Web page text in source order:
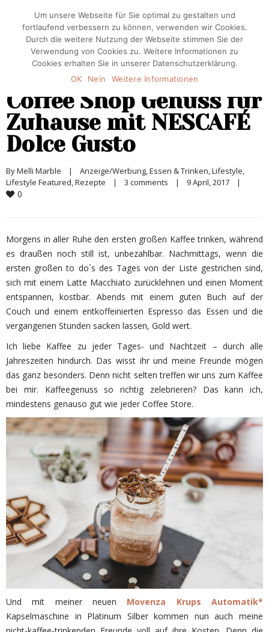
Coffee Shop Genuss für
Zuhause mit NESCAFÉ
Dolce Gusto
By Melli Marble | Anzeige/Werbung, Essen & Trinken, Lifestyle
Lifestyle Featured, Rezepte | 3 comments | 9 April, 2017 |
0
Morgens in aller Ruhe den ersten großen Kaffee trinken, während
es draußen noch still ist, unbezahlbar. Nachmittags, wenn die
ersten großen to do`s des Tages von der Liste gestrichen sind,
sich mit einem Latte Macchiato zurücklehnen und einen Moment
entspannen, kostbar. Abends mit einem guten Buch auf der
Couch und einem entkoffeinierten Espresso das Essen und die
vergangenen Stunden sacken lassen, Gold wert.
Ich liebe Kaffee zu jeder Tages- und Nachtzeit – durch alle
Jahreszeiten hindurch. Das wisst ihr und meine Freunde mögen
das ganz besonders. Denn nicht selten treffen wir uns zum Kaffee
bei mir. Kaffeegenuss so richtig zelebrieren? Das kann ich,
mindestens genauso gut wie jeder Coffee Store.
Und mit meiner neuen Movenza Krups Automatik*
Kapselmaschine in Platinum Silber kommen nun auch meine
Um unsere Webseite für Sie optimal zu gestalten und
fortlaufend verbessern zu können, verwenden wir Cookies.
Durch die weitere Nutzung der Webseite stimmen Sie der
Verwendung von Cookies zu. Weitere Informationen zu
Cookies erhalten Sie in unserer Datenschutzerklärung.
OK
Nein Weitere Informationen